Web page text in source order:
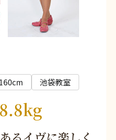
160cm 池袋教室